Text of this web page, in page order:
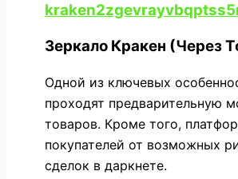
Зеркало Кракен (Через
Одной из ключевых
проходят предварительную
товаров. Кроме того,
покупателей от возможных
сделок в даркнете.